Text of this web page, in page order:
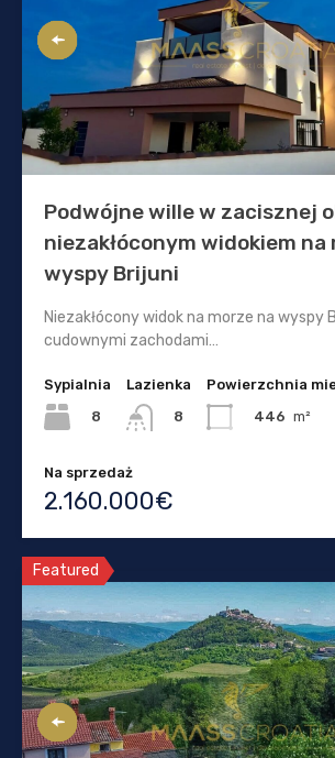
Podwójne wille w zacisznej
niezakłóconym widokiem na
wyspy Brijuni
Niezakłócony widok na morze na wyspy
cudownymi zachodami…
Sypialnia
8
Lazienka
8
Powierzchnia
446 m²
Na sprzedaż
2.160.000€
Featured